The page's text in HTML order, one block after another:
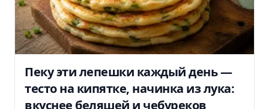
Пеку эти лепешки каждый день —
тесто на кипятке, начинка из лука:
вкуснее беляшей и чебуреков